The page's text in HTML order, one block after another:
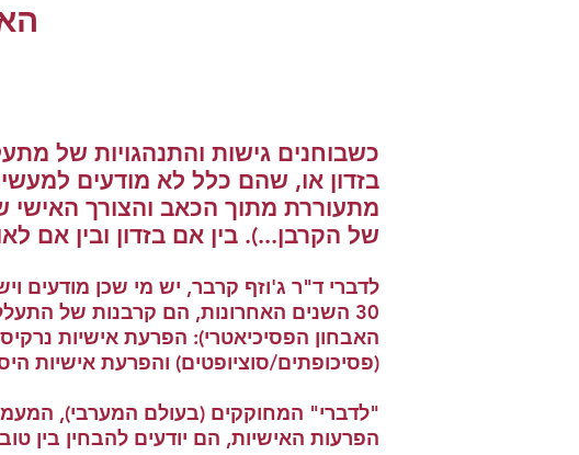
כשבוחנים גישות והתנהגויות של
בזדון או, שהם כלל לא מודעים
מתעוררת מתוך הכאב והצורך
של הקרבן...). בין אם בזדון ובין אם
לדברי ד"ר ג'וזף קרבר, יש מי שכן מודעים
האבחון הפסיכיאטרי): הפרעת אישיות
(פסיכופתים/סוציופטים) והפרעת אישיות
"לדברי" המחוקקים (בעולם המערבי),
הפרעות האישיות, הם יודעים להבחין בין